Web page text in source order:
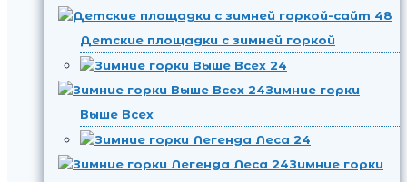
Детские площадки с зимней горкой
Зимние горки
Выше Всех
Зимние горки